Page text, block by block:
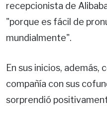
recepcionista de
"porque es fácil de
mundialmente".
En sus inicios,
compañía con sus
sorprendió